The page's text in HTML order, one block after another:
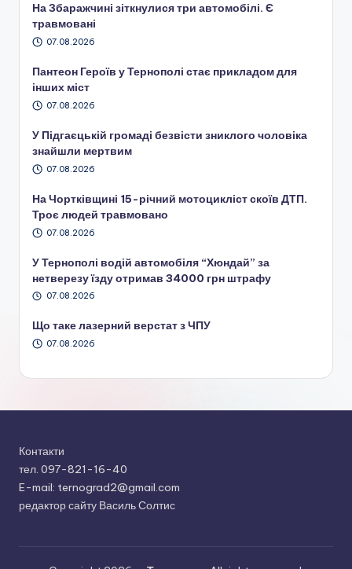
На Збаражчині зіткнулися три автомобілі. Є
травмовані
07.08.2026
Пантеон Героїв у Тернополі стає прикладом для
інших міст
07.08.2026
У Підгаєцькій громаді безвісти зниклого чоловіка
знайшли мертвим
07.08.2026
На Чортківщині 15-річний мотоцикліст скоїв ДТП.
Троє людей травмовано
07.08.2026
У Тернополі водій автомобіля “Хюндай” за
нетверезу їзду отримав 34000 грн штрафу
07.08.2026
Що таке лазерний верстат з ЧПУ
07.08.2026
Контакти
тел. 097-821-16-40
E-mail: ternograd2@gmail.com
редактор сайту Василь Солтис